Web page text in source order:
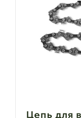
Цепь для